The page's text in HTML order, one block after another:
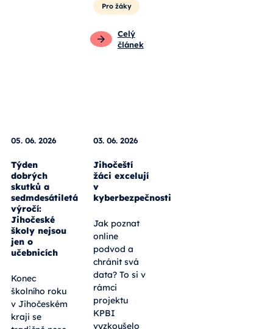
Pro žáky
Celý
článek
05. 06. 2026
Týden
dobrých
skutků a
sedmdesátiletá
výročí:
Jihočeské
školy nejsou
jen o
učebnicích
Konec
školního roku
v Jihočeském
kraji se
03. 06. 2026
Jihočeští
žáci excelují
v
kyberbezpečnosti
Jak poznat
online
podvod a
chránit svá
data? To si v
rámci
projektu
KPBI
vyzkoušelo